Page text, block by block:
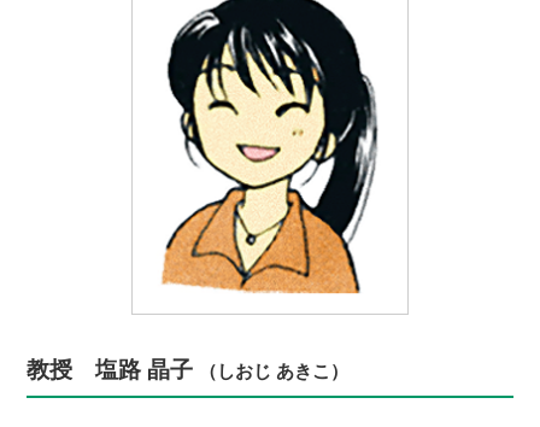
教授 塩路 晶子 （しおじ あきこ）